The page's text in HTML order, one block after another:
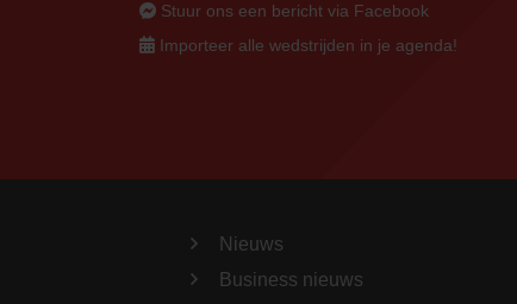
Stuur ons een bericht via Facebook
Importeer alle wedstrijden in je agenda!
Nieuws
Business nieuws